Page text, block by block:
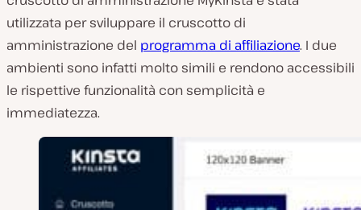
utilizzata per sviluppare il cruscotto di
amministrazione del programma di affiliazione. I due
ambienti sono infatti molto simili e rendono accessibili
le rispettive funzionalità con semplicità e
immediatezza.